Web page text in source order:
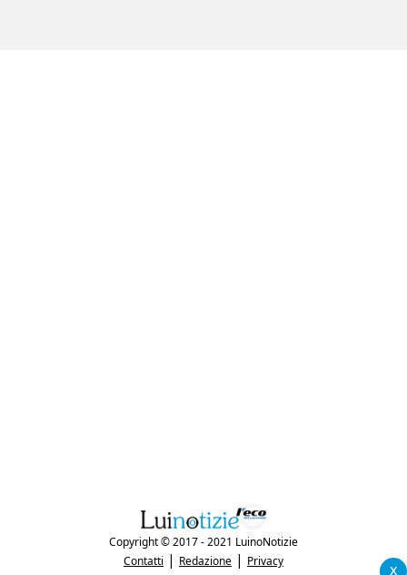
x
Copyright © 2017 - 2021 LuinoNotizie
Contatti | Redazione | Privacy